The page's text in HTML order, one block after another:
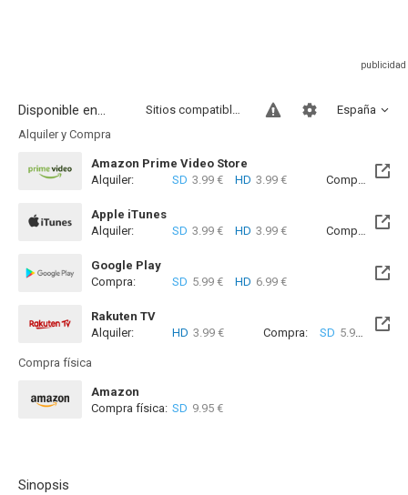
Disponible en... España
Sitios compatibles
Alquiler y Compra
Amazon Prime Video Store
Alquiler:
SD 3.99 € HD 3.99 € Compra: SD
Apple iTunes
Alquiler:
SD 3.99 € HD 3.99 € Compra: SD
Google Play
Compra:
SD 5.99 € HD 6.99 €
Rakuten TV
Alquiler:
HD 3.99 € Compra: SD 5.99 € HD
Compra física
Amazon
Compra física: SD 9.95 €
Sinopsis